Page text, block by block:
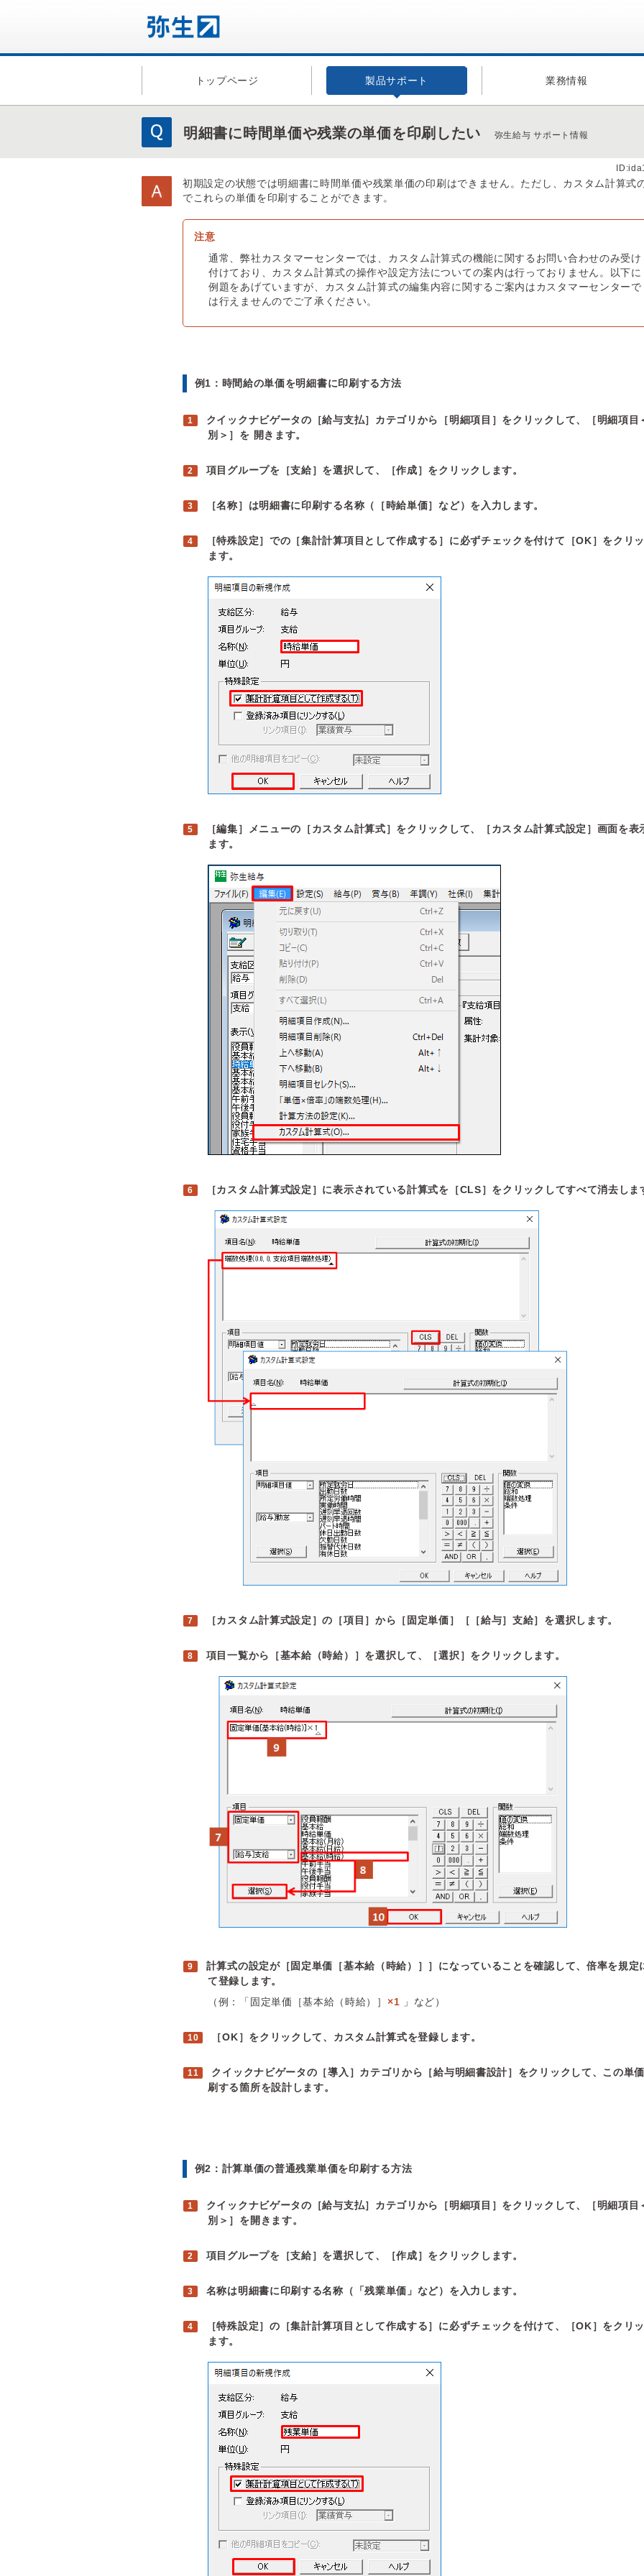
トップページ 製品サポート 業務情報
明細書に時間単価や残業の単価を印刷したい 弥生給与 サポート情報
初期設定の状態では明細書に時間単価や残業単価の印刷はできません。ただし、カスタム計算式
でこれらの単価を印刷することができます。
通常、弊社カスタマーセンターでは、カスタム計算式の機能に関するお問い合わせのみ受け
付けており、カスタム計算式の操作や設定方法についての案内は行っておりません。以下に
例題をあげていますが、カスタム計算式の編集内容に関するご案内はカスタマーセンターで
は行えませんのでご了承ください。
例1：時間給の単価を明細書に印刷する方法
クイックナビゲータの［給与支払］カテゴリから［明細項目］をクリックして、［明細項目
別＞］を 開きます。
項目グループを［支給］を選択して、［作成］をクリックします。
［名称］は明細書に印刷する名称（［時給単価］など）を入力します。
［特殊設定］での［集計計算項目として作成する］に必ずチェックを付けて［OK］をクリ
ます。
［編集］メニューの［カスタム計算式］をクリックして、［カスタム計算式設定］画面を表
ます。
［カスタム計算式設定］に表示されている計算式を［CLS］をクリックしてすべて消去しま
［カスタム計算式設定］の［項目］から［固定単価］［［給与］支給］を選択します。
項目一覧から［基本給（時給）］を選択して、［選択］をクリックします。
計算式の設定が［固定単価［基本給（時給）］］になっていることを確認して、倍率を規定
て登録します。
（例：「固定単価［基本給（時給）］ ×1 」など）
［OK］をクリックして、カスタム計算式を登録します。
クイックナビゲータの［導入］カテゴリから［給与明細書設計］をクリックして、この単
刷する箇所を設計します。
例2：計算単価の普通残業単価を印刷する方法
クイックナビゲータの［給与支払］カテゴリから［明細項目］をクリックして、［明細項目
別＞］を開きます。
項目グループを［支給］を選択して、［作成］をクリックします。
名称は明細書に印刷する名称（「残業単価」など）を入力します。
［特殊設定］の［集計計算項目として作成する］に必ずチェックを付けて、［OK］をクリ
ます。